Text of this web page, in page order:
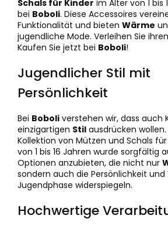
Schals für Kinder im Alter von 1 bis
bei Boboli. Diese Accessoires
Funktionalität und bieten Wärme
jugendliche Mode. Verleihen Sie
Kaufen Sie jetzt bei Boboli!
Jugendlicher Stil mit
Persönlichkeit
Bei Boboli verstehen wir, dass auch
einzigartigen Stil ausdrücken
Kollektion von Mützen und Schals
von 1 bis 16 Jahren wurde sorgfältig
Optionen anzubieten, die nicht nur
sondern auch die Persönlichkeit
Jugendphase widerspiegeln.
Hochwertige